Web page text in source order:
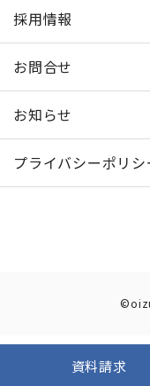
採用情報
お問合せ
お知らせ
プライバシーポリシ
資料請求